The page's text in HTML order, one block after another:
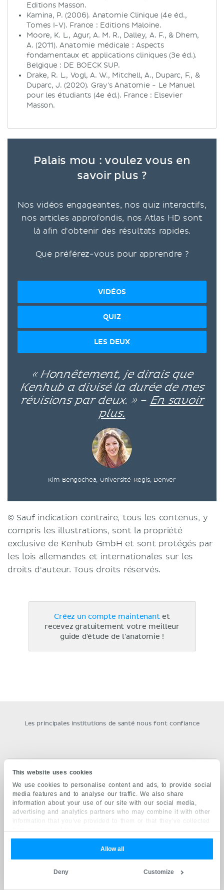
This website uses cookies
We use cookies to personalise content and ads, to provide social
media features and to analyse our traffic. We also share
information about your use of our site with our social media,
advertising and analytics partners who may combine it with other
information that you’ve provided to them or that they’ve collected
from your use of their services.
Allow all
Customize
Deny
Editions Masson.
Kamina, P. (2006). Anatomie Clinique (4e éd.,
Tomes I-V). France : Editions Maloine.
Moore, K. L., Agur, A. M. R., Dalley, A. F., & Dhem,
A. (2011). Anatomie médicale : Aspects
fondamentaux et applications cliniques (3e éd.).
Belgique : DE BOECK SUP.
Drake, R. L., Vogl, A. W., Mitchell, A., Duparc, F., &
Duparc, J. (2020). Gray's Anatomie - Le Manuel
pour les étudiants (4e éd.). France : Elsevier
Masson.
Palais mou : voulez vous en
savoir plus ?
Nos vidéos engageantes, nos quiz interactifs,
nos articles approfondis, nos Atlas HD sont
là afin d'obtenir des résultats rapides.
Que préférez-vous pour apprendre ?
VIDÉOS
QUIZ
LES DEUX
« Honnêtement, je dirais que
Kenhub a divisé la durée de mes
révisions par deux. » – En savoir
plus.
Kim Bengochea, Université Regis, Denver
© Sauf indication contraire, tous les contenus, y
compris les illustrations, sont la propriété
exclusive de Kenhub GmbH et sont protégés par
les lois allemandes et internationales sur les
droits d'auteur. Tous droits réservés.
Créez un compte maintenantet
recevez gratuitement votre meilleur
guide d'étude de l'anatomie !
Les principales institutions de santé nous font confiance
NOTRE ENGAGEMENT QUALITÉ
Basé sur la littérature et la recherche académique, révisé
par des experts et approuvé par plus de 7 millions
d'étudiants dans le monde.En savoir plus.
DIVERSITÉ ET INCLUSION
Kenhub favorise un environnement d'apprentissage sûr
terminologie inclusive et une communication ouverte